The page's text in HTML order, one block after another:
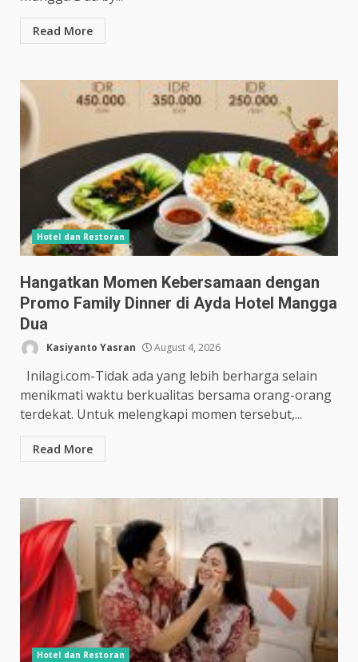
Read More
Hotel dan Restoran
Hangatkan Momen Kebersamaan dengan
Promo Family Dinner di Ayda Hotel Mangga
Dua
Kasiyanto Yasran August 4, 2026
Inilagi.com-Tidak ada yang lebih berharga selain
menikmati waktu berkualitas bersama orang-orang
terdekat. Untuk melengkapi momen tersebut,...
Read More
Hotel dan Restoran